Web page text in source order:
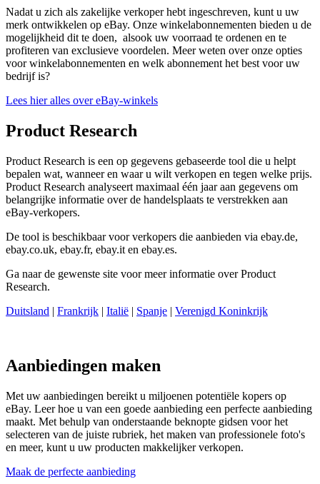
Nadat u zich als zakelijke verkoper hebt ingeschreven, kunt u uw
merk ontwikkelen op eBay. Onze winkelabonnementen bieden u de
mogelijkheid dit te doen, alsook uw voorraad te ordenen en te
profiteren van exclusieve voordelen. Meer weten over onze opties
voor winkelabonnementen en welk abonnement het best voor uw
bedrijf is?
Lees hier alles over eBay-winkels
Product Research
Product Research is een op gegevens gebaseerde tool die u helpt
bepalen wat, wanneer en waar u wilt verkopen en tegen welke prijs.
Product Research analyseert maximaal één jaar aan gegevens om
belangrijke informatie over de handelsplaats te verstrekken aan
eBay-verkopers.
De tool is beschikbaar voor verkopers die aanbieden via ebay.de,
ebay.co.uk, ebay.fr, ebay.it en ebay.es.
Ga naar de gewenste site voor meer informatie over Product
Research.
Duitsland | Frankrijk | Italië | Spanje | Verenigd Koninkrijk
Aanbiedingen maken
Met uw aanbiedingen bereikt u miljoenen potentiële kopers op
eBay. Leer hoe u van een goede aanbieding een perfecte aanbieding
maakt. Met behulp van onderstaande beknopte gidsen voor het
selecteren van de juiste rubriek, het maken van professionele foto's
en meer, kunt u uw producten makkelijker verkopen.
Maak de perfecte aanbieding